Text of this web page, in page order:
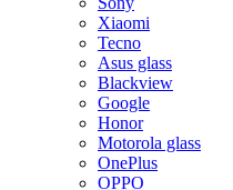
Xiaomi
Tecno
Asus glass
Blackview
Google
Honor
Motorola glass
OnePlus
OPPO